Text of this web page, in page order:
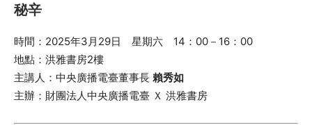
秘辛
時間：2025年3月29日 星期六 14：00－16：00
地點：洪雅書房2樓
主講人：中央廣播電臺董事長 賴秀如
主辦：財團法人中央廣播電臺 Ｘ 洪雅書房